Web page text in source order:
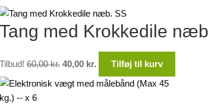
Tang med Krokkedile
Tilbud! 60,00kr.
pris
40,00 kr.
pris
Tilføj til kurv